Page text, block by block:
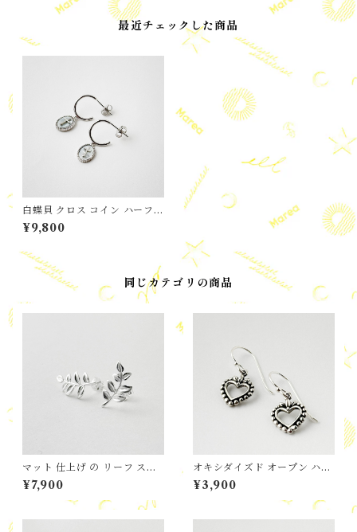
最近チェックした商品
白蝶貝 クロス コイン ハーフフ
ープ スタッド ピアス
¥9,800
同じカテゴリの商品
マット 仕上げ の リーフ スタ
ッドピアス
¥7,900
オキシダイズド オープン ハー
ト フックピアス
¥3,900